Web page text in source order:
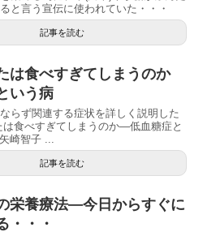
と言う宣伝に使われていた・・・
記事を読む
は食べすぎてしまうのか
いう病
らず関連する症状を詳しく説明した
は食べすぎてしまうのか―低血糖症と
崎智子 ...
記事を読む
栄養療法―今日からすぐに
・・・